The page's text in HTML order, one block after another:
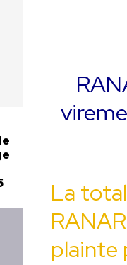
La
plainte